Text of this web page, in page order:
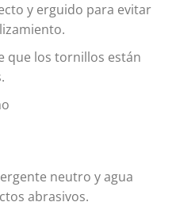
y erguido para evitar
que los tornillos están
neutro y agua
abrasivos.